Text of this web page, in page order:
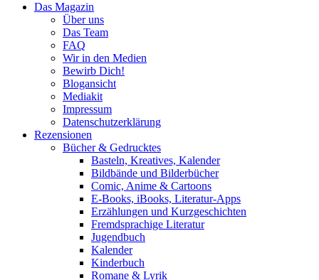
Das Magazin
Über uns
Das Team
FAQ
Wir in den Medien
Bewirb Dich!
Blogansicht
Mediakit
Impressum
Datenschutzerklärung
Rezensionen
Bücher & Gedrucktes
Basteln, Kreatives, Kalender
Bildbände und Bilderbücher
Comic, Anime & Cartoons
E-Books, iBooks, Literatur-Apps
Erzählungen und Kurzgeschichten
Fremdsprachige Literatur
Jugendbuch
Kalender
Kinderbuch
Romane & Lyrik